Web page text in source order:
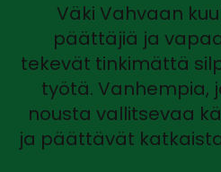
Väki Vahvaan
päättäjiä ja
tekevät tinkimättä
työtä. Vanhempia,
nousta vallitsevaa
ja päättävät